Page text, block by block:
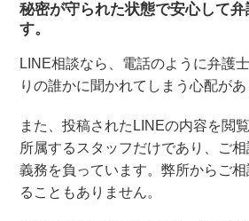
秘密が守られた状態で安心して
す。
LINE相談なら、電話のように弁護
りの誰かに聞かれてしまう心配があ
また、投稿されたLINEの内容を閲
所属するスタッフだけであり、ご
義務を負っています。弊所からご
ることもありません。